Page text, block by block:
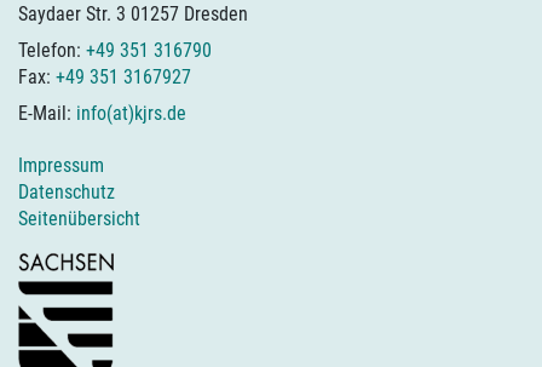
Saydaer Str. 3 01257 Dresden
Telefon: +49 351 316790
Fax: +49 351 3167927
E-Mail: info(at)kjrs.de
Impressum
Datenschutz
Seitenübersicht